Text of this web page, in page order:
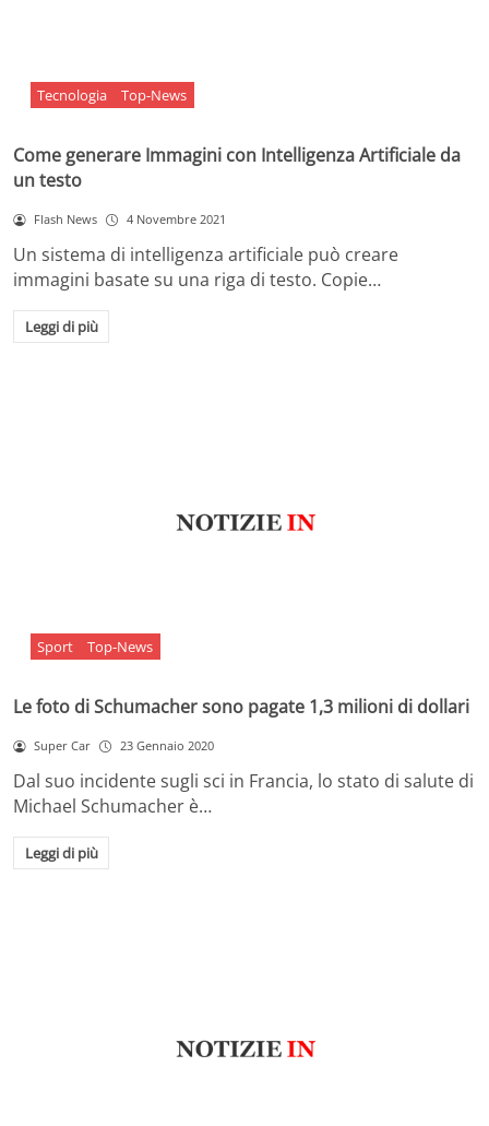
Tecnologia Top-News
Come generare Immagini con Intelligenza Artificiale da
un testo
Flash News 4 Novembre 2021
Un sistema di intelligenza artificiale può creare
immagini basate su una riga di testo. Copie…
Leggi di più
Sport Top-News
Le foto di Schumacher sono pagate 1,3 milioni di dollari
Super Car 23 Gennaio 2020
Dal suo incidente sugli sci in Francia, lo stato di salute di
Michael Schumacher è…
Leggi di più